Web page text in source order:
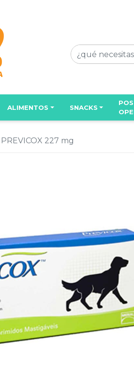
ALIMENTOS SNACKS
PREVICOX 227 mg